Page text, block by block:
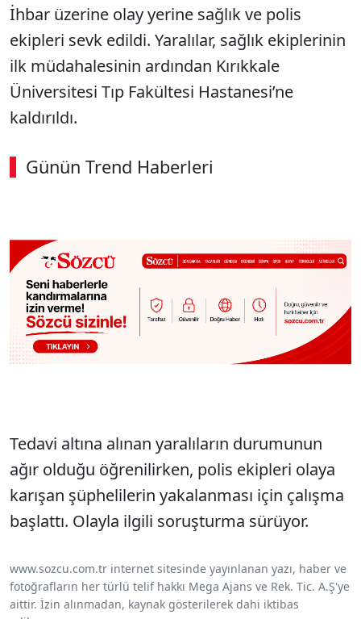
İhbar üzerine olay yerine sağlık ve polis
ekipleri sevk edildi. Yaralılar, sağlık ekiplerinin
ilk müdahalesinin ardından Kırıkkale
Üniversitesi Tıp Fakültesi Hastanesi’ne
kaldırıldı.
Günün Trend Haberleri
Tedavi altına alınan yaralıların durumunun
ağır olduğu öğrenilirken, polis ekipleri olaya
karışan şüphelilerin yakalanması için çalışma
başlattı. Olayla ilgili soruşturma sürüyor.
www.sozcu.com.tr internet sitesinde yayınlanan yazı, haber ve
fotoğrafların her türlü telif hakkı Mega Ajans ve Rek. Tic. A.Ş'ye
aittir. İzin alınmadan, kaynak gösterilerek dahi iktibas